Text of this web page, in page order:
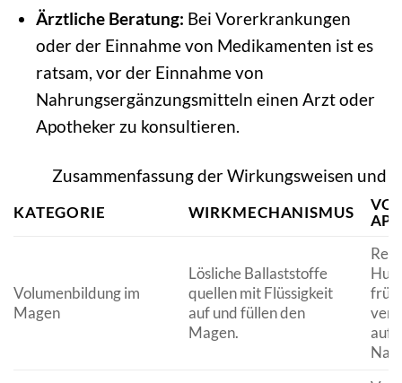
Ärztliche Beratung: Bei Vorerkrankungen
oder der Einnahme von Medikamenten ist es
ratsam, vor der Einnahme von
Nahrungsergänzungsmitteln einen Arzt oder
Apotheker zu konsultieren.
Zusammenfassung der Wirkungsweisen
KATEGORIE WIRKMECHANISMUS
Volumenbildung im
Magen
Lösliche Ballaststoffe
quellen mit Flüssigkeit
auf und füllen den
Magen.